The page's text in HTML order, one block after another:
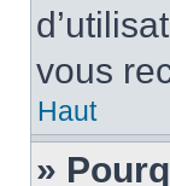
vous
Haut
»